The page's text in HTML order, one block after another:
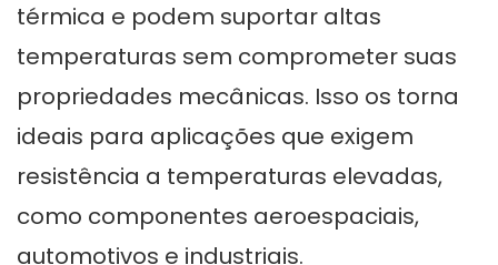
térmica e podem suportar altas
temperaturas sem comprometer suas
propriedades mecânicas. Isso os torna
ideais para aplicações que exigem
resistência a temperaturas elevadas,
como componentes aeroespaciais,
automotivos e industriais.